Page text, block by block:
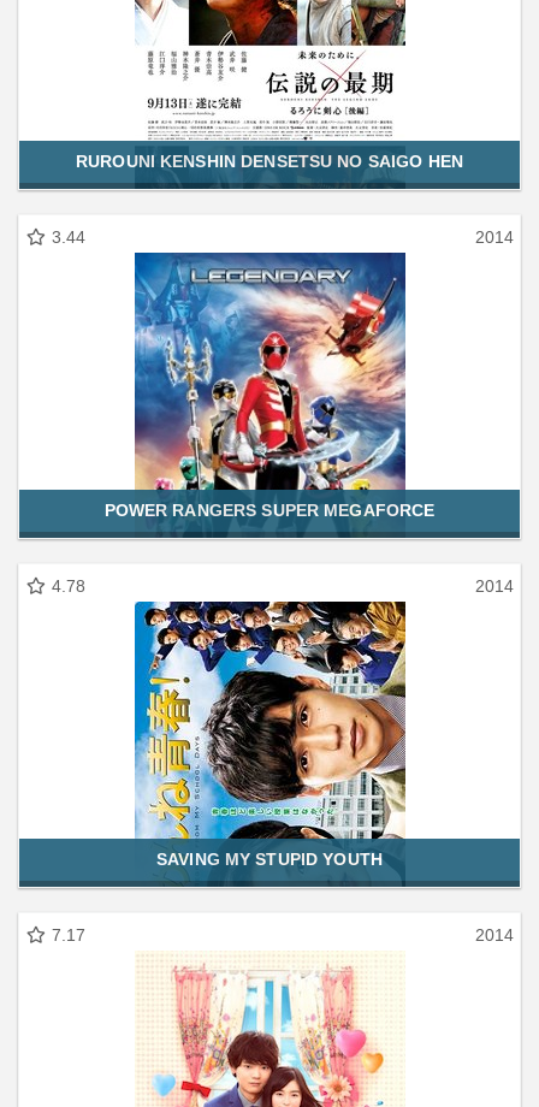
RUROUNI KENSHIN DENSETSU NO SAIGO HEN
3.44 2014
POWER RANGERS SUPER MEGAFORCE
4.78 2014
SAVING MY STUPID YOUTH
7.17 2014